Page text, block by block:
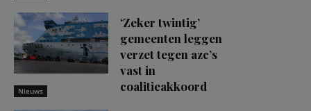
Nieuws
‘Zeker twintig’
gemeenten leggen
verzet tegen azc’s
vast in
coalitieakkoord